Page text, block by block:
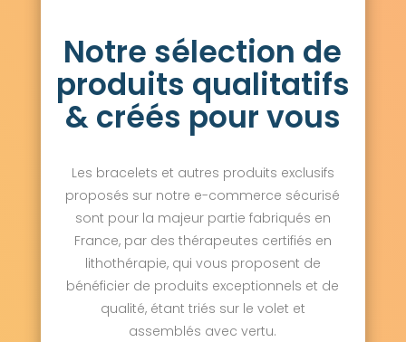
Notre sélection de
produits qualitatifs
& créés pour vous
Les bracelets et autres produits exclusifs
proposés sur notre e-commerce sécurisé
sont pour la majeur partie fabriqués en
France, par des thérapeutes certifiés en
lithothérapie, qui vous proposent de
bénéficier de produits exceptionnels et de
qualité, étant triés sur le volet et
assemblés avec vertu.